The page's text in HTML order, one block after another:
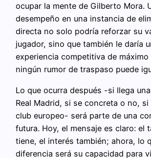
ocupar la mente de Gilberto Mora.
desempeño en una instancia de
directa no solo podría reforzar su
jugador, sino que también le daría
experiencia competitiva de máximo
ningún rumor de traspaso puede
Lo que ocurra después -si llega
Real Madrid, si se concreta o no,
club europeo- será parte de una
futura. Hoy, el mensaje es claro: el
tiene, el interés también; ahora, lo
diferencia será su capacidad para